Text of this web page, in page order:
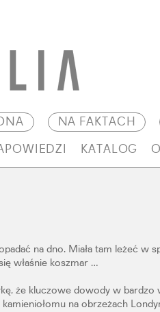
NA FAKTACH
KATALOG
na dno. Miała tam leżeć w
właśnie koszmar …
że kluczowe dowody w bardzo
na obrzeżach